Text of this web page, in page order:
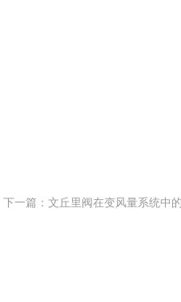
下一篇：文丘里阀在变风量系统中